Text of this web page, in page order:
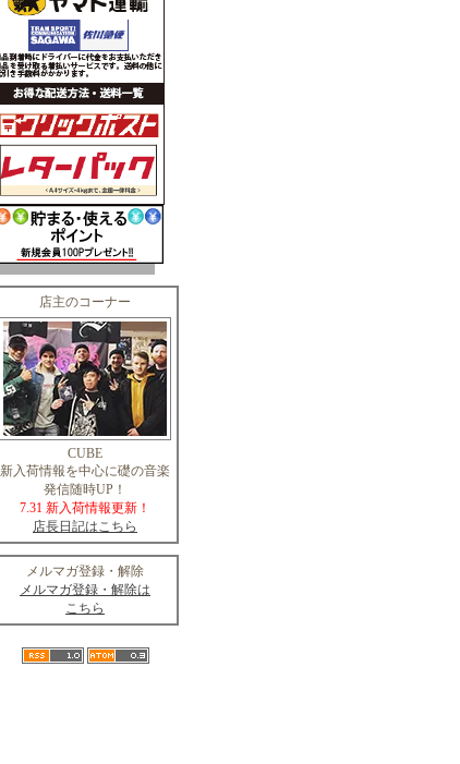
店主のコーナー
CUBE
新入荷情報を中心に礎の音楽
発信随時UP！
7.31 新入荷情報更新！
店長日記はこちら
メルマガ登録・解除
メルマガ登録・解除は
こちら